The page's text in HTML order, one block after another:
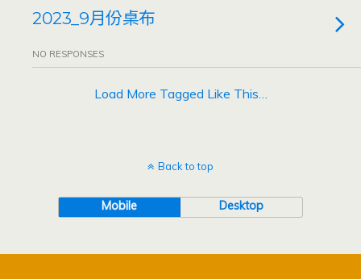
2023_9月份桌布
NO RESPONSES
Load More Tagged Like This…
Back to top
Mobile Desktop